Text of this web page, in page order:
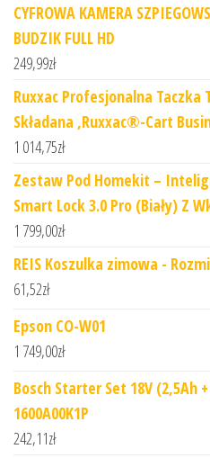
CYFROWA KAMERA
BUDZIK FULL HD
249,99zł
Ruxxac Profesjonalna
Składana ,Ruxxac®-Cart
1 014,75zł
Zestaw Pod Homekit –
Smart Lock 3.0 Pro (Biały) Z
1 799,00zł
REIS Koszulka zimowa -
61,52zł
Epson CO-W01
1 749,00zł
Bosch Starter Set 18V (2,5Ah +
1600A00K1P
242,11zł